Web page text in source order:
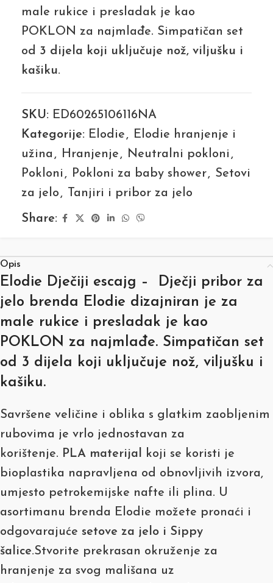
male rukice i presladak je kao
POKLON za najmlađe. Simpatičan set
od 3 dijela koji uključuje nož, viljušku i
kašiku.
SKU: ED60265106116NA
Kategorije: Elodie , Elodie hranjenje i
užina , Hranjenje , Neutralni pokloni ,
Pokloni , Pokloni za baby shower, Setovi
za jelo , Tanjiri i pribor za jelo
Share:
Opis
Elodie Dječiji escajg – Dječji pribor za
jelo brenda Elodie dizajniran je za
male rukice i presladak je kao
POKLON za najmlađe. Simpatičan set
od 3 dijela koji uključuje nož, viljušku i
kašiku.
Savršene veličine i oblika s glatkim zaobljenim
rubovima je vrlo jednostavan za
korištenje. PLA materijal koji se koristi je
bioplastika napravljena od obnovljivih izvora,
umjesto petrokemijske nafte ili plina. U
asortimanu brenda Elodie možete pronaći i
odgovarajuće setove za jelo i Sippy
šalice.Stvorite prekrasan okruženje za
hranjenje za svog mališana uz